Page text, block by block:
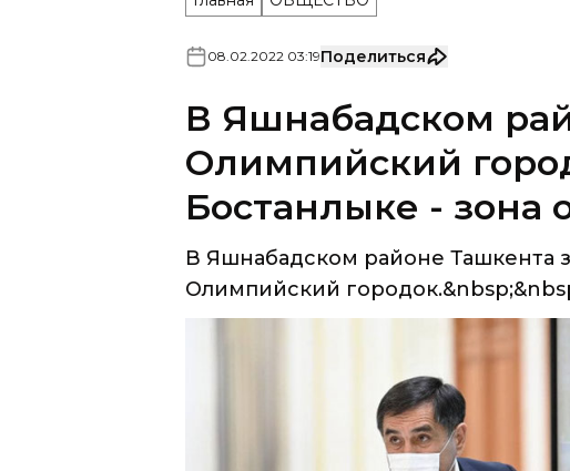
В Яшнабадском
Олимпийский
Бостанлыке - зона
В Яшнабадском районе Ташкента
Олимпийский